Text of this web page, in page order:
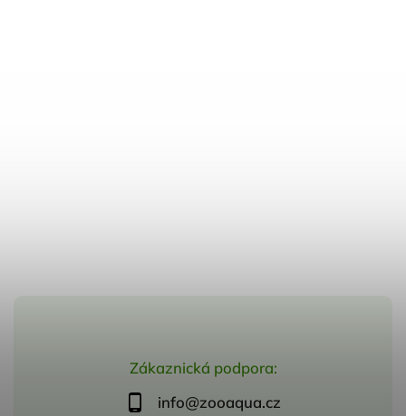
Zákaznická podpora:
info@zooaqua.cz